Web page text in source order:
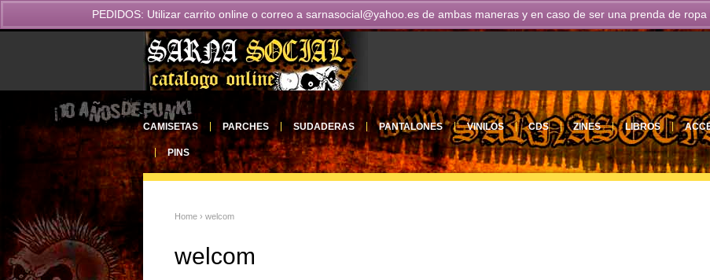
CAMISETAS PARCHES SUDADERAS PANTALONES VINILOS CDS ZINES LIBROS
PINS
Home › welcom
welcom
PEDIDOS: Utilizar carrito online o correo a sarnasocial@yahoo.es de ambas maneras y en caso de ser una prenda de